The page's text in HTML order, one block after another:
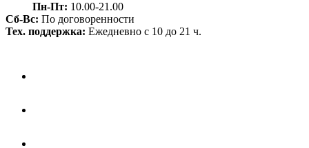
Пн-Пт: 10.00-21.00
Сб-Вс: По договоренности
Тех. поддержка: Ежедневно с 10 до 21 ч.